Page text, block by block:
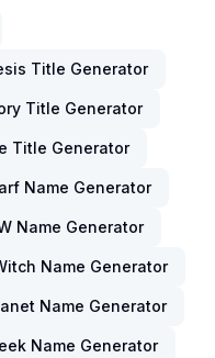
Title Generator
Title Generator
Title Generator
Name Generator
Name Generator
Name Generator
Name Generator
Name Generator